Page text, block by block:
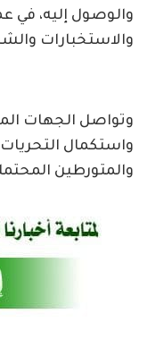
والوصول إليه، في
والاستخبارات
وتواصل الجهات
واستكمال
والمتورطين